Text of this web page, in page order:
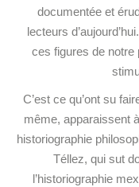
documentée et
lecteurs
ces figures de notre
C’est ce qu’ont su
même, apparaissent
historiographie
Téllez, qui sut
l’historiographie